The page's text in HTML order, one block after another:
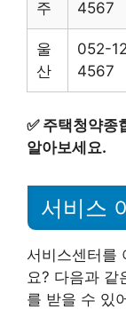
주 4567
울
산
052-
4567
✅ 주택청약종
알아보세요.
서비스
서비스센터를
요? 다음과 같
를 받을 수 있